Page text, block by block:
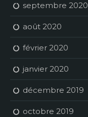
septembre 2020
août 2020
février 2020
janvier 2020
décembre 2019
octobre 2019